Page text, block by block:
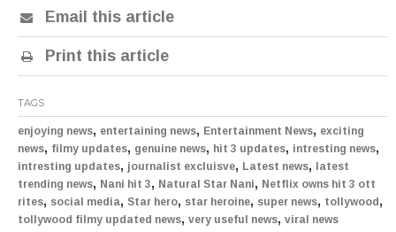
Email this article
Print this article
TAGS
enjoying news, entertaining news, Entertainment News, exciting
news, filmy updates, genuine news, hit 3 updates, intresting news,
intresting updates, journalist excluisve, Latest news, latest
trending news, Nani hit 3, Natural Star Nani, Netflix owns hit 3 ott
rites, social media, Star hero, star heroine, super news, tollywood,
tollywood filmy updated news, very useful news, viral news